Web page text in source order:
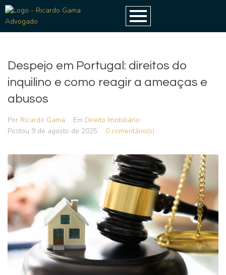
Despejo em Portugal: direitos do
inquilino e como reagir a ameaças e
abusos
Por Ricardo Gama Em Direito Imobiliário
Postou 9 de agosto de 2025 0 comentário(s)